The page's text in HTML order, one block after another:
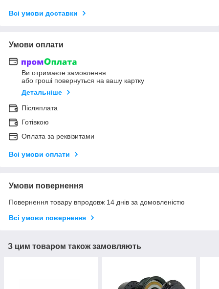
Всі умови доставки
Умови оплати
Ви отримаєте замовлення
або гроші повернуться на вашу картку
Детальніше
Післяплата
Готівкою
Оплата за реквізитами
Всі умови оплати
Умови повернення
Повернення товару впродовж 14 днів за домовленістю
Всі умови повернення
З цим товаром також замовляють